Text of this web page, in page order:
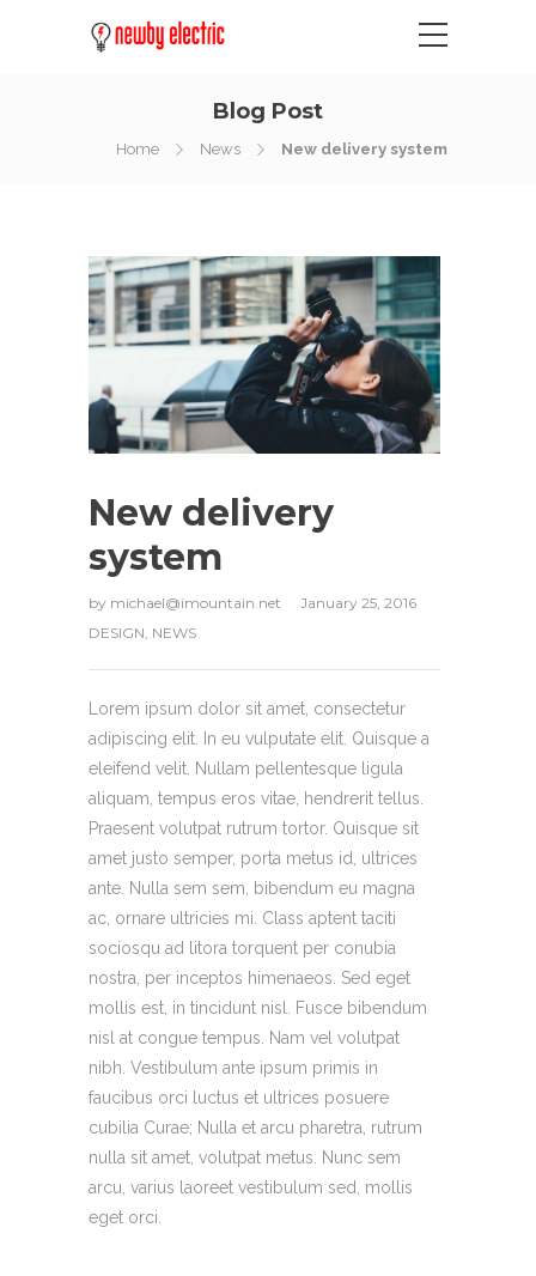
Blog Post
Home News New delivery system
New delivery
system
by michael@imountain.net
January 25, 2016
DESIGN, NEWS
Lorem ipsum dolor sit amet, consectetur
adipiscing elit. In eu vulputate elit. Quisque a
eleifend velit. Nullam pellentesque ligula
aliquam, tempus eros vitae, hendrerit tellus.
Praesent volutpat rutrum tortor. Quisque sit
amet justo semper, porta metus id, ultrices
ante. Nulla sem sem, bibendum eu magna
ac, ornare ultricies mi. Class aptent taciti
sociosqu ad litora torquent per conubia
nostra, per inceptos himenaeos. Sed eget
mollis est, in tincidunt nisl. Fusce bibendum
nisl at congue tempus. Nam vel volutpat
nibh. Vestibulum ante ipsum primis in
faucibus orci luctus et ultrices posuere
cubilia Curae; Nulla et arcu pharetra, rutrum
nulla sit amet, volutpat metus. Nunc sem
arcu, varius laoreet vestibulum sed, mollis
eget orci.